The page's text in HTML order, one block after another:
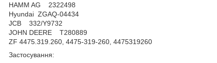
HAMM AG 2322498
Hyundai ZGAQ-04434
JCB 332/Y9732
JOHN DEERE T280889
ZF 4475.319.260, 4475-319-260, 4475319260
Застосування: